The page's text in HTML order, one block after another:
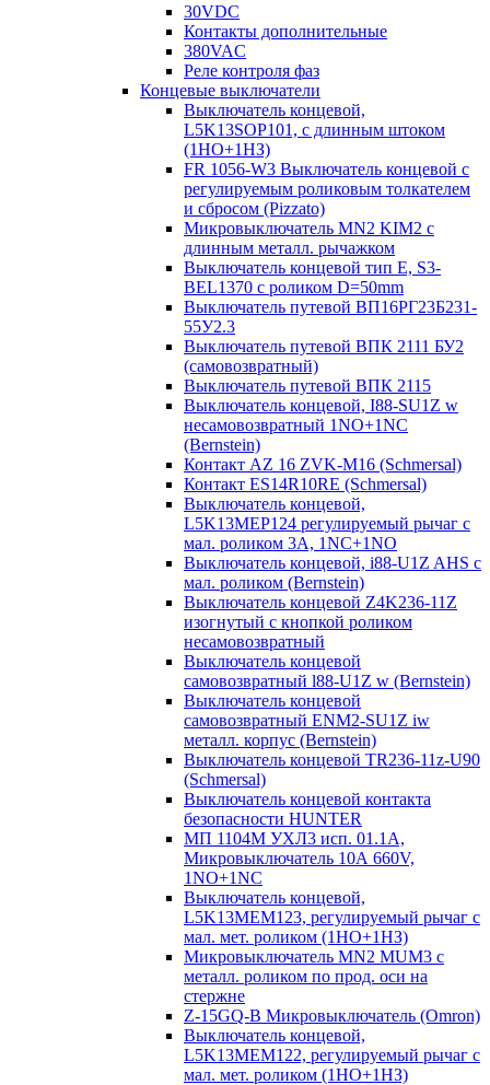
30VDC
Контакты дополнительные
380VAC
Реле контроля фаз
Концевые выключатели
Выключатель концевой,
L5K13SOP101, с длинным штоком
(1НО+1НЗ)
FR 1056-W3 Выключатель концевой с
регулируемым роликовым толкателем
и сбросом (Pizzato)
Микровыключатель MN2 KIM2 с
длинным металл. рычажком
Выключатель концевой тип Е, S3-
BEL1370 с роликом D=50mm
Выключатель путевой ВП16РГ23Б231-
55У2.3
Выключатель путевой ВПК 2111 БУ2
(самовозвратный)
Выключатель путевой ВПК 2115
Выключатель концевой, I88-SU1Z w
несамовозвратный 1NO+1NC
(Bernstein)
Контакт AZ 16 ZVK-M16 (Schmersal)
Контакт ES14R10RE (Schmersal)
Выключатель концевой,
L5K13MEP124 регулируемый рычаг с
мал. роликом 3А, 1NC+1NO
Выключатель концевой, i88-U1Z AHS с
мал. роликом (Bernstein)
Выключатель концевой Z4K236-11Z
изогнутый с кнопкой роликом
несамовозвратный
Выключатель концевой
самовозвратный l88-U1Z w (Bernstein)
Выключатель концевой
самовозвратный ENM2-SU1Z iw
металл. корпус (Bernstein)
Выключатель концевой TR236-11z-U90
(Schmersal)
Выключатель концевой контакта
безопасности HUNTER
МП 1104М УХЛ3 исп. 01.1А,
Микровыключатель 10А 660V,
1NO+1NC
Выключатель концевой,
L5K13MEM123, регулируемый рычаг с
мал. мет. роликом (1НО+1НЗ)
Микровыключатель MN2 MUM3 с
металл. роликом по прод. оси на
стержне
Z-15GQ-B Микровыключатель (Omron)
Выключатель концевой,
L5K13MEM122, регулируемый рычаг с
мал. мет. роликом (1НО+1НЗ)